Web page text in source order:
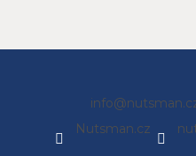
info@
Nutsman.cz